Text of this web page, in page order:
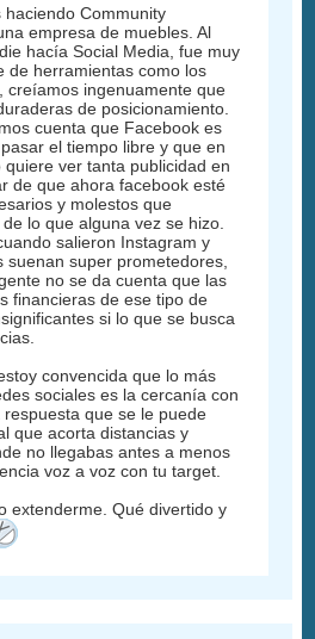
haciendo Community
empresa de muebles. Al
hacía Social Media, fue muy
de herramientas como los
creíamos ingenuamente que
de posicionamiento.
cuenta que Facebook es
el tiempo libre y que en
ver tanta publicidad en
de que ahora facebook esté
y molestos que
lo que alguna vez se hizo.
salieron Instagram y
suenan super prometedores,
no se da cuenta que las
financieras de ese tipo de
si lo que se busca
convencida que lo más
sociales es la cercanía con
que se le puede
que acorta distancias y
no llegabas antes a menos
voz a voz con tu target.
extenderme. Qué divertido y